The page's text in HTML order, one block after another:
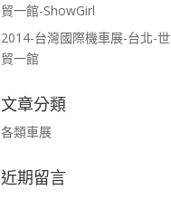
貿一館-ShowGirl
2014-台灣國際機車展-台北-世
貿一館
文章分類
各類車展
近期留言